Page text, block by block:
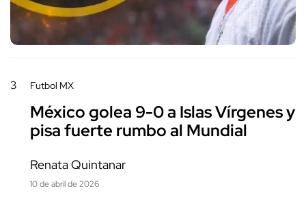
3 Futbol MX
México golea 9-0 a Islas Vírgenes y
pisa fuerte rumbo al Mundial
Renata Quintanar
10 de abril de 2026